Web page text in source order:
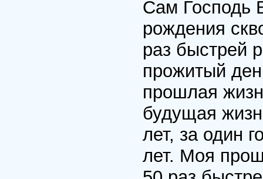
Сам Господь
рождения
раз быстрей
прожитый
прошлая
будущая
лет, за один
лет. Моя